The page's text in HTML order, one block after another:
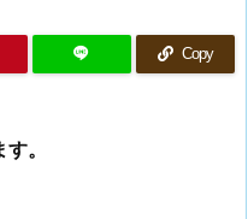
Copy
。